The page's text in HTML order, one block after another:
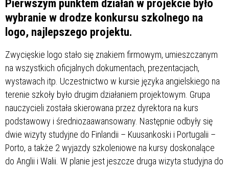
Pierwszym punktem działań w projekcie było
wybranie w drodze konkursu szkolnego na
logo, najlepszego projektu.
Zwycięskie logo stało się znakiem firmowym, umieszczanym
na wszystkich oficjalnych dokumentach, prezentacjach,
wystawach itp. Uczestnictwo w kursie języka angielskiego na
terenie szkoły było drugim działaniem projektowym. Grupa
nauczycieli została skierowana przez dyrektora na kurs
podstawowy i średniozaawansowany. Następnie odbyły się
dwie wizyty studyjne do Finlandii – Kuusankoski i Portugalii –
Porto, a także 2 wyjazdy szkoleniowe na kursy doskonalące
do Anglii i Walii. W planie jest jeszcze druga wizyta studyjna do